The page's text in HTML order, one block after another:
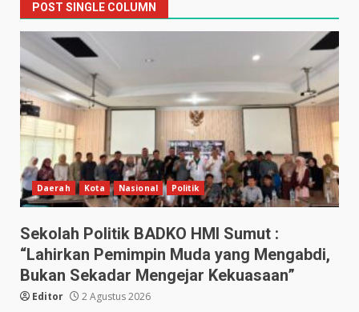
POST SINGLE COLUMN
Daerah Kota Nasional Politik
Sekolah Politik BADKO HMI Sumut :
“Lahirkan Pemimpin Muda yang Mengabdi,
Bukan Sekadar Mengejar Kekuasaan”
Editor 2 Agustus 2026